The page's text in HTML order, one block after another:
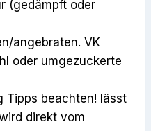
(gedämpft oder
angebraten. VK
oder umgezuckerte
Tipps beachten! lässt
direkt vom